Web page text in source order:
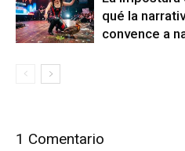
qué la
convence a
1 Comentario